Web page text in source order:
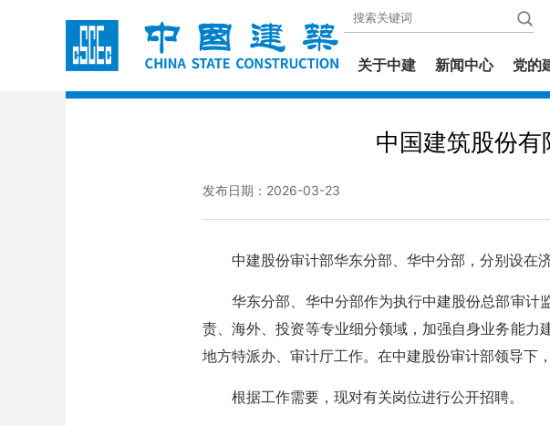
关于中建 新闻中心 党的
中国建筑股份
发布日期：2026-03-23
中建股份审计部华东分部、华中分部，分别设在济
华东分部、华中分部作为执行中建股份总部审计
责、海外、投资等专业细分领域，加强自身业务能
地方特派办、审计厅工作。在中建股份审计部领导下
根据工作需要，现对有关岗位进行公开招聘。